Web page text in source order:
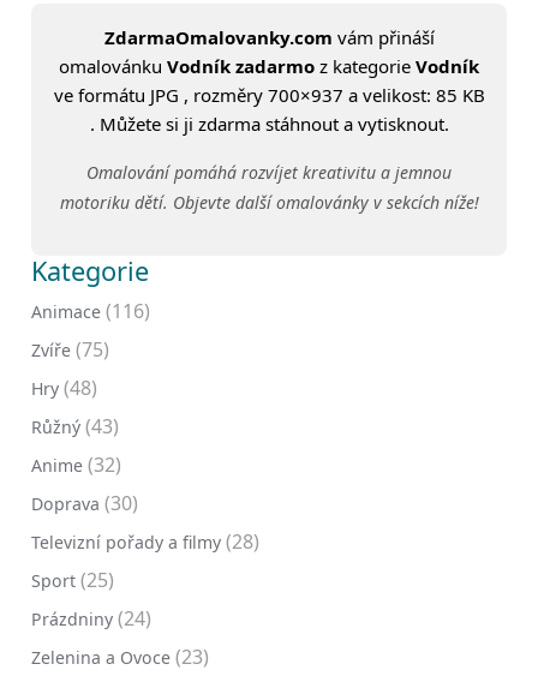
ZdarmaOmalovanky.com vám přináší
omalovánku Vodník zadarmo z kategorie Vodník
ve formátu JPG , rozměry 700×937 a velikost: 85 KB
. Můžete si ji zdarma stáhnout a vytisknout.
Omalování pomáhá rozvíjet kreativitu a jemnou
motoriku dětí. Objevte další omalovánky v sekcích níže!
Kategorie
Animace (116)
Zvíře (75)
Hry (48)
Růžný (43)
Anime (32)
Doprava (30)
Televizní pořady a filmy (28)
Sport (25)
Prázdniny (24)
Zelenina a Ovoce (23)